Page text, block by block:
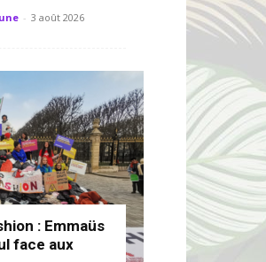
- 3 août 2026
: Emmaüs
face aux